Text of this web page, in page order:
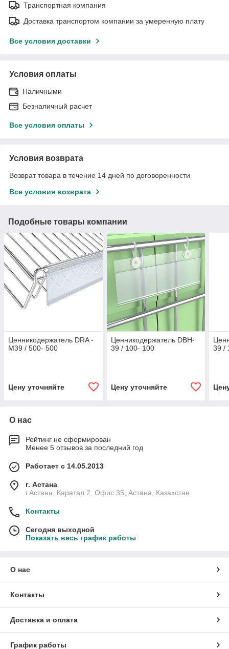
Транспортная компания
Доставка транспортом компании за умеренную плату
Все условия доставки
Условия оплаты
Наличными
Безналичный расчет
Все условия оплаты
Условия возврата
Возврат товара в течение 14 дней по договоренности
Все условия возврата
Подобные товары компании
Ценникодержатель DRA -
M39 / 500- 500
Цену уточняйте
Ценникодержатель DBH-
39 / 100- 100
Цену уточняйте
39 /
О нас
Рейтинг не сформирован
Менее 5 отзывов за последний год
Работает с 14.05.2013
г. Астана
г.Астана, Каратал 2, Офис 35, Астана, Казахстан
Контакты
Сегодня выходной
Показать весь график работы
О нас
Контакты
Доставка и оплата
График работы